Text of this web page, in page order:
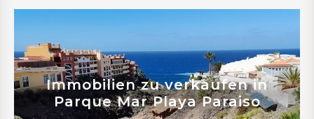
Immobilien zu verkaufen in
Parque Mar Playa Paraiso
Mehr erfahren